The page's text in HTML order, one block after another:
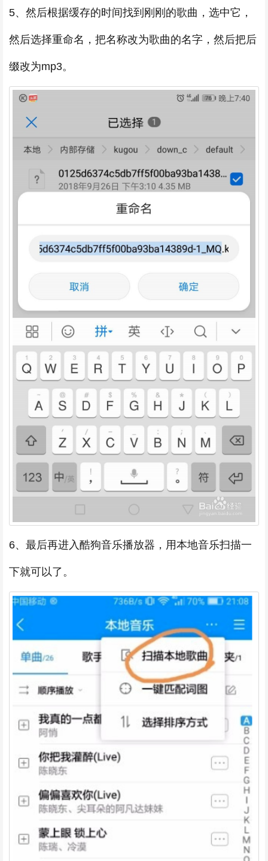
5、然后根据缓存的时间找到刚刚的歌曲，选中它，
然后选择重命名，把名称改为歌曲的名字，然后把后
缀改为mp3。
6、最后再进入酷狗音乐播放器，用本地音乐扫描一
下就可以了。